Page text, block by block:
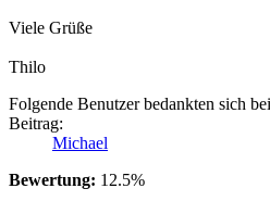
Viele Grüße
Thilo
Folgende Benutzer bedankten sich
Beitrag:
Michael
Bewertung: 12.5%